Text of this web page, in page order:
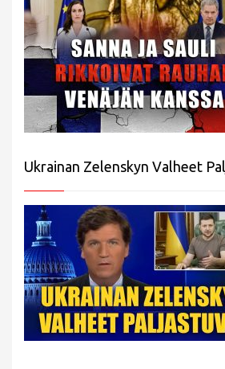
Ukrainan Zelenskyn Valheet